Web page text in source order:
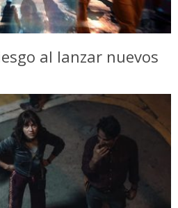
al lanzar nuevos